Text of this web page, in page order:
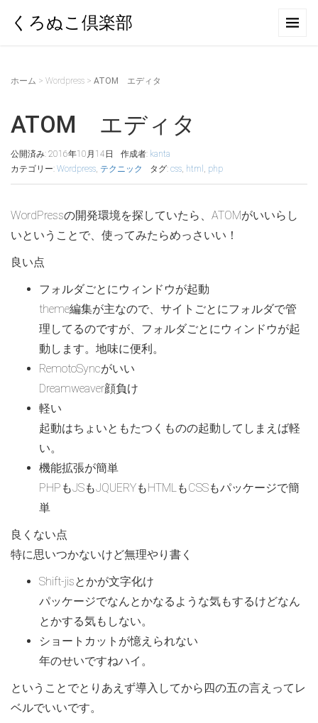
くろぬこ倶楽部
ホーム > Wordpress > ATOM エディタ
ATOM エディタ
公開済み: 2016年10月14日 作成者: kanta
カテゴリー: Wordpress, テクニック タグ: css, html , php
WordPressの開発環境を探していたら、ATOMがいいらし
いということで、使ってみたらめっさいい！
良い点
フォルダごとにウィンドウが起動
theme編集が主なので、サイトごとにフォルダで管
理してるのですが、フォルダごとにウィンドウが起
動します。地味に便利。
RemotoSyncがいい
Dreamweaver顔負け
軽い
起動はちょいともたつくものの起動してしまえば軽
い。
機能拡張が簡単
PHPもJSもJQUERYもHTMLもCSSもパッケージで簡
単
良くない点
特に思いつかないけど無理やり書く
Shift-jisとかが文字化け
パッケージでなんとかなるような気もするけどなん
とかする気もしない。
ショートカットが憶えられない
年のせいですねハイ。
ということでとりあえず導入してから四の五の言えってレ
ベルでいいです。